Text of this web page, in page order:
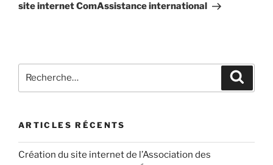
site internet ComAssistance international
ARTICLES RÉCENTS
Création du site internet de l’Association des